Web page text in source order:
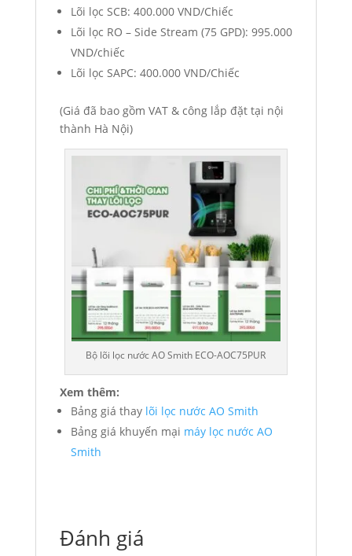
Lõi lọc SCB: 400.000 VND/Chiếc
Lõi lọc RO – Side Stream (75 GPD): 995.000
VND/chiếc
Lõi lọc SAPC: 400.000 VND/Chiếc
(Giá đã bao gồm VAT & công lắp đặt tại nội
thành Hà Nội)
Bộ lõi lọc nước AO Smith ECO-AOC75PUR
Xem thêm:
Bảng giá thay lõi lọc nước AO Smith
Bảng giá khuyến mại máy lọc nước AO
Smith
Đánh giá